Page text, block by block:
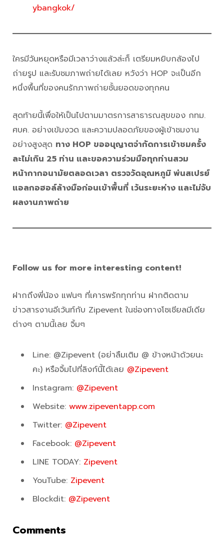
ybangkok/
ใครมีวันหยุดหรือมีเวลาว่างแล้วล่ะก็ เตรียมหยิบกล้องไป
ถ่ายรูป และรับชมภาพถ่ายได้เลย หวังว่า HOP จะเป็นอีก
หนึ่งพื้นที่ของคนรักภาพถ่ายชั้นยอดของทุกคน
สุดท้ายนี้เพื่อให้เป็นไปตามมาตรการสาธารณสุขของ กทม.
ศบค. อย่างเข้มงวด และความปลอดภัยของผู้เข้าชมงาน
อย่างสูงสุด ทาง HOP ขออนุญาตจำกัดการเข้าชมครั้ง
ละไม่เกิน 25 ท่าน และขอความร่วมมือทุกท่านสวม
หน้ากากอนามัยตลอดเวลา ตรวจวัดอุณหภูมิ พ่นสเปรย์
แอลกอฮอล์ล้างมือก่อนเข้าพื้นที่ เว้นระยะห่าง และไม่จับ
ผลงานภาพถ่าย
Follow us for more interesting content!
ฝากถึงพี่น้อง แฟนๆ ที่เคารพรักทุกท่าน ฝากติดตาม
ข่าวสารงานอีเว้นท์กับ Zipevent ในช่องทางโซเชียลมีเดีย
ต่างๆ ตามนี้เลย จิ้มๆ
Line: @Zipevent (อย่าลืมเติม @ ข้างหน้าด้วยนะ
คะ) หรือจิ้มไปที่ลิงก์นี้ได้เลย @Zipevent
Instagram: @Zipevent
Website: www.zipeventapp.com
Twitter: @Zipevent
Facebook: @Zipevent
LINE TODAY: Zipevent
YouTube: Zipevent
Blockdit: @Zipevent
Comments